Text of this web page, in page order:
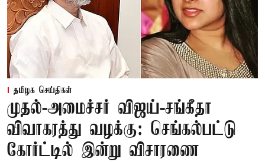
தமிழக செய்திகள்
முதல்-அமைச்சர் விஜய்-சங்கீதா
விவாகரத்து வழக்கு: செங்கல்பட்டு
கோர்ட்டில் இன்று விசாரணை